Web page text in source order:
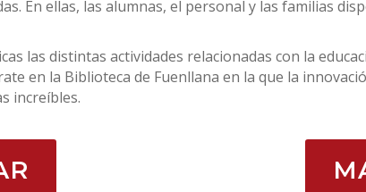
En ellas, las alumnas, el personal y las familias
las distintas actividades relacionadas con la
en la Biblioteca de Fuenllana en la que la
increíbles.